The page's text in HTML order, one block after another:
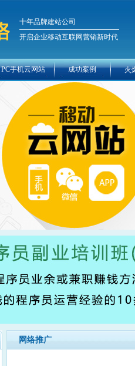
十年品牌建站公司
开启企业移动互联网营销新时代
PC手机云网站 成功案例 火
网络推广